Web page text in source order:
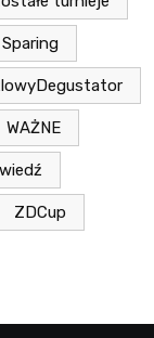
Sparing
WAŻNE
ZDCup